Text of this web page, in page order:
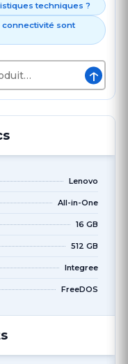
techniques ?
sont
↑
Lenovo
All-in-One
16 GB
512 GB
Integree
FreeDOS